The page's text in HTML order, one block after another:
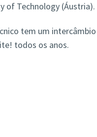
of Technology (Áustria).
tem um
todos os anos.